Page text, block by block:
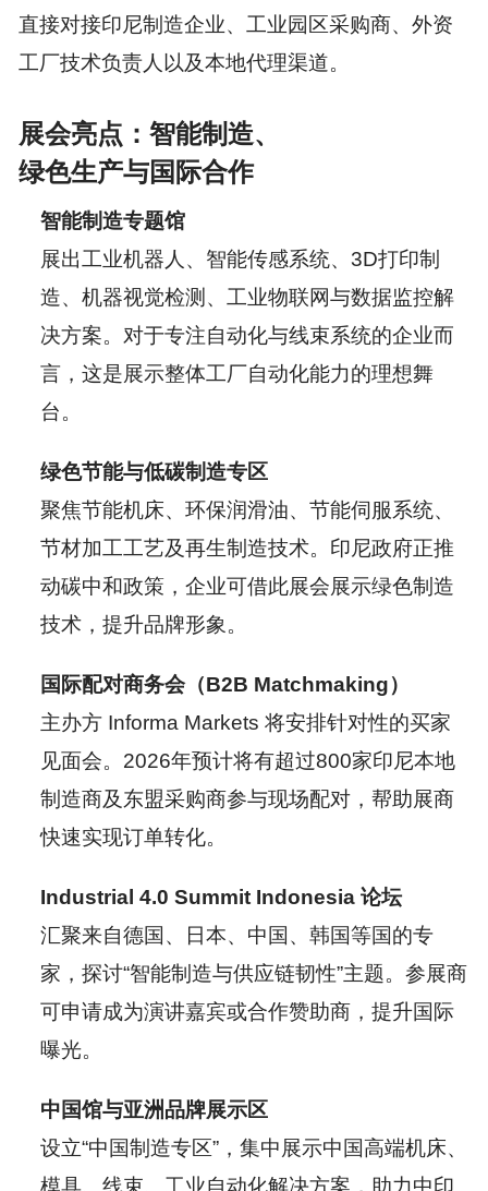
直接对接印尼制造企业、工业园区采购商、外资
工厂技术负责人以及本地代理渠道。
展会亮点：智能制造、
绿色生产与国际合作
智能制造专题馆
展出工业机器人、智能传感系统、3D打印制
造、机器视觉检测、工业物联网与数据监控解
决方案。对于专注自动化与线束系统的企业而
言，这是展示整体工厂自动化能力的理想舞
台。
绿色节能与低碳制造专区
聚焦节能机床、环保润滑油、节能伺服系统、
节材加工工艺及再生制造技术。印尼政府正推
动碳中和政策，企业可借此展会展示绿色制造
技术，提升品牌形象。
国际配对商务会（B2B Matchmaking）
主办方 Informa Markets 将安排针对性的买家
见面会。2026年预计将有超过800家印尼本地
制造商及东盟采购商参与现场配对，帮助展商
快速实现订单转化。
Industrial 4.0 Summit Indonesia 论坛
汇聚来自德国、日本、中国、韩国等国的专
家，探讨“智能制造与供应链韧性”主题。参展商
可申请成为演讲嘉宾或合作赞助商，提升国际
曝光。
中国馆与亚洲品牌展示区
设立“中国制造专区”，集中展示中国高端机床、
模具、线束、工业自动化解决方案，助力中印